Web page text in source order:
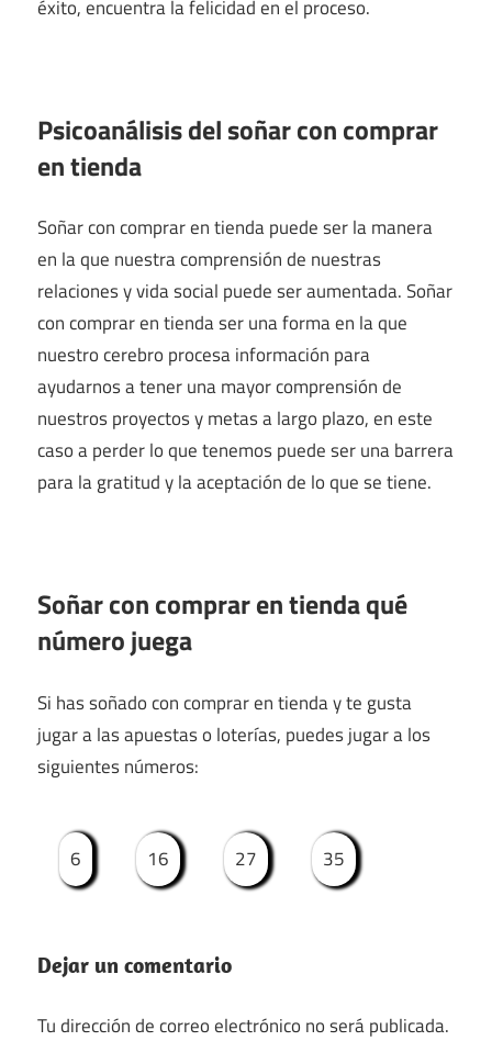
éxito, encuentra la felicidad en el proceso.
Psicoanálisis del soñar con comprar
en tienda
Soñar con comprar en tienda puede ser la manera
en la que nuestra comprensión de nuestras
relaciones y vida social puede ser aumentada. Soñar
con comprar en tienda ser una forma en la que
nuestro cerebro procesa información para
ayudarnos a tener una mayor comprensión de
nuestros proyectos y metas a largo plazo, en este
caso a perder lo que tenemos puede ser una barrera
para la gratitud y la aceptación de lo que se tiene.
Soñar con comprar en tienda qué
número juega
Si has soñado con comprar en tienda y te gusta
jugar a las apuestas o loterías, puedes jugar a los
siguientes números:
6 16 27 35
Dejar un comentario
Tu dirección de correo electrónico no será publicada.